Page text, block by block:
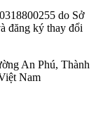
do Sở
đăng ký thay đổi
An Phú, Thành
Nam